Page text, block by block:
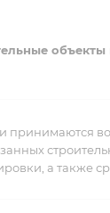
принимаются
а также